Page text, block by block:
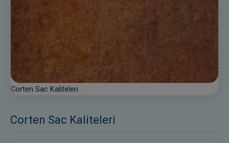
Corten Sac Kaliteleri
Corten Sac Kaliteleri